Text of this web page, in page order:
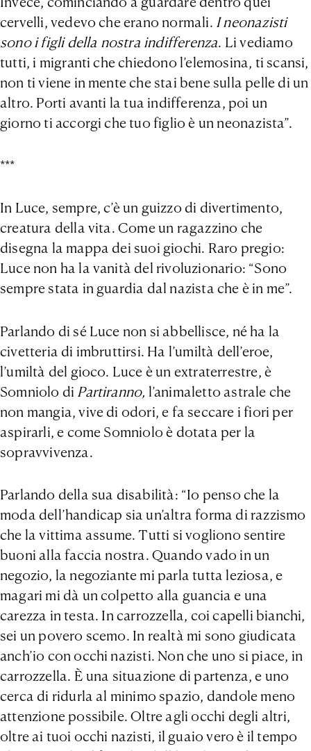
cervelli, vedevo che erano normali. I neonazisti
sono i figli della nostra indifferenza. Li vediamo
tutti, i migranti che chiedono l’elemosina, ti scansi,
non ti viene in mente che stai bene sulla pelle di un
altro. Porti avanti la tua indifferenza, poi un
giorno ti accorgi che tuo figlio è un neonazista”.
***
In Luce, sempre, c’è un guizzo di divertimento,
creatura della vita. Come un ragazzino che
disegna la mappa dei suoi giochi. Raro pregio:
Luce non ha la vanità del rivoluzionario: “Sono
sempre stata in guardia dal nazista che è in me”.
Parlando di sé Luce non si abbellisce, né ha la
civetteria di imbruttirsi. Ha l’umiltà dell’eroe,
l’umiltà del gioco. Luce è un extraterrestre, è
Somniolo di Partiranno, l’animaletto astrale che
non mangia, vive di odori, e fa seccare i fiori per
aspirarli, e come Somniolo è dotata per la
sopravvivenza.
Parlando della sua disabilità: “Io penso che la
moda dell’handicap sia un’altra forma di razzismo
che la vittima assume. Tutti si vogliono sentire
buoni alla faccia nostra. Quando vado in un
negozio, la negoziante mi parla tutta leziosa, e
magari mi dà un colpetto alla guancia e una
carezza in testa. In carrozzella, coi capelli bianchi,
sei un povero scemo. In realtà mi sono giudicata
anch’io con occhi nazisti. Non che uno si piace, in
carrozzella. È una situazione di partenza, e uno
cerca di ridurla al minimo spazio, dandole meno
attenzione possibile. Oltre agli occhi degli altri,
oltre ai tuoi occhi nazisti, il guaio vero è il tempo